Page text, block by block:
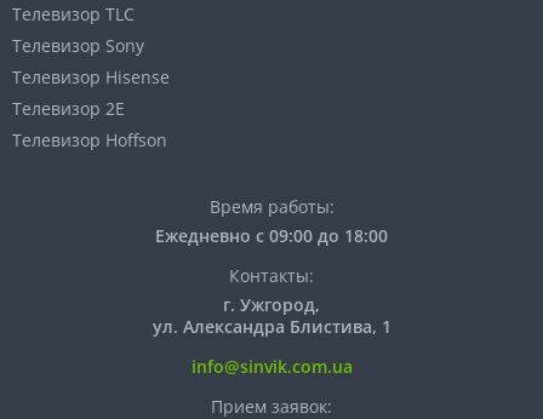
Телевизор TLC
Телевизор Sony
Телевизор Hisense
Телевизор 2E
Телевизор Hoffson
Время работы:
Ежедневно с 09:00 до 18:00
Контакты:
г. Ужгород,
ул. Александра Блистива, 1
info@sinvik.com.ua
Прием заявок: